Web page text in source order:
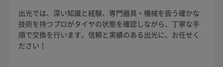
出光では、深い知識と経験、専門器具・機械を扱う確かな
技術を持つプロがタイヤの状態を確認しながら、丁寧な手
順で交換を行います。信頼と実績のある出光に、お任せく
ださい！